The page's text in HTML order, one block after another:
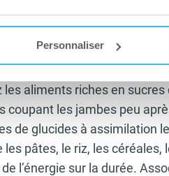
Personnaliser
pour cette raison que
vers nos cellules où
(forte élévation de
aliments riches en
coupant les jambes peu
de glucides à assimilation
pâtes, le riz, les céréales,
l’énergie sur la durée.